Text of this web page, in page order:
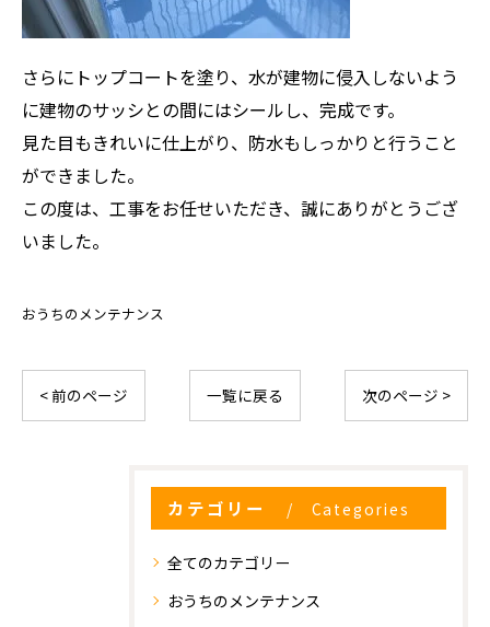
さらにトップコートを塗り、水が建物に侵入しないよう
に建物のサッシとの間にはシールし、完成です。
見た目もきれいに仕上がり、防水もしっかりと行うこと
ができました。
この度は、工事をお任せいただき、誠にありがとうござ
いました。
おうちのメンテナンス
< 前のページ 一覧に戻る 次のページ >
カテゴリー Categories
全てのカテゴリー
おうちのメンテナンス
お気軽にお問い合わせください